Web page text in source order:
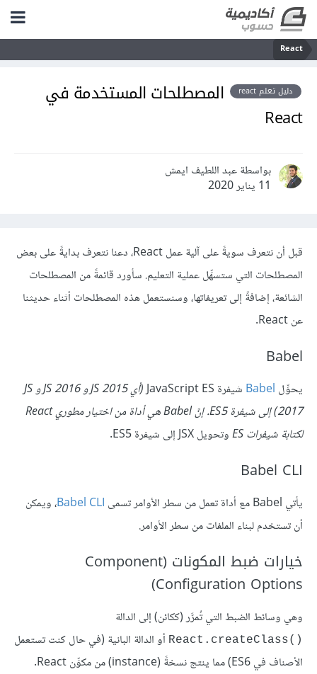
React
دليل تعلم react
المصطلحات المستخدمة في
React
بواسطة عبد اللطيف ايمش
11 يناير 2020
قبل أن نتعرف سويةً على آلية عمل React، دعنا نتعرف بدايةً على بعض
المصطلحات التي ستسهِّل عملية التعليم. سأورد قائمةً من المصطلحات
الشائعة، إضافةً إلى تعريفاتها، وسنستعمل هذه المصطلحات أثناء حديثنا
عن React.
Babel
يحوِّل Babel شيفرة JavaScript ES
‎ (أي JS 2015 و JS 2016 و JS
2017) إلى شيفرة ES5. إنَّ Babel هي أداة من اختيار مطوري React
لكتابة شيفرات ES
Babel CLI
يأتي Babel مع أداة تعمل من سطر الأوامر تسمى Babel CLI، ويمكن
أن تستخدم لبناء الملفات من سطر الأوامر.
خيارات ضبط المكونات (Component
Configuration Options)
وهي وسائط الضبط التي تُمرَّر (ككائن) إلى الدالة
React.createClass() ‎ أو الدالة البانية (في حال كنت تستعمل
الأصناف في ES6) مما ينتج نسخةً (instance) من مكوِّن React.